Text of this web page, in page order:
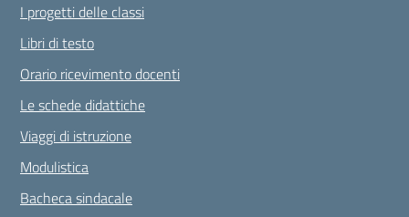
I progetti delle classi
Libri di testo
Orario ricevimento docenti
Le schede didattiche
Viaggi di istruzione
Modulistica
Bacheca sindacale